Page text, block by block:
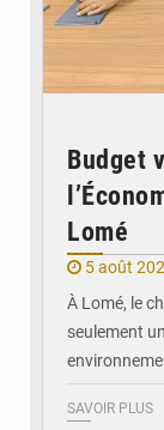
Budget
Lomé
5 août
À Lomé, le
seulement
SAVOIR PLUS